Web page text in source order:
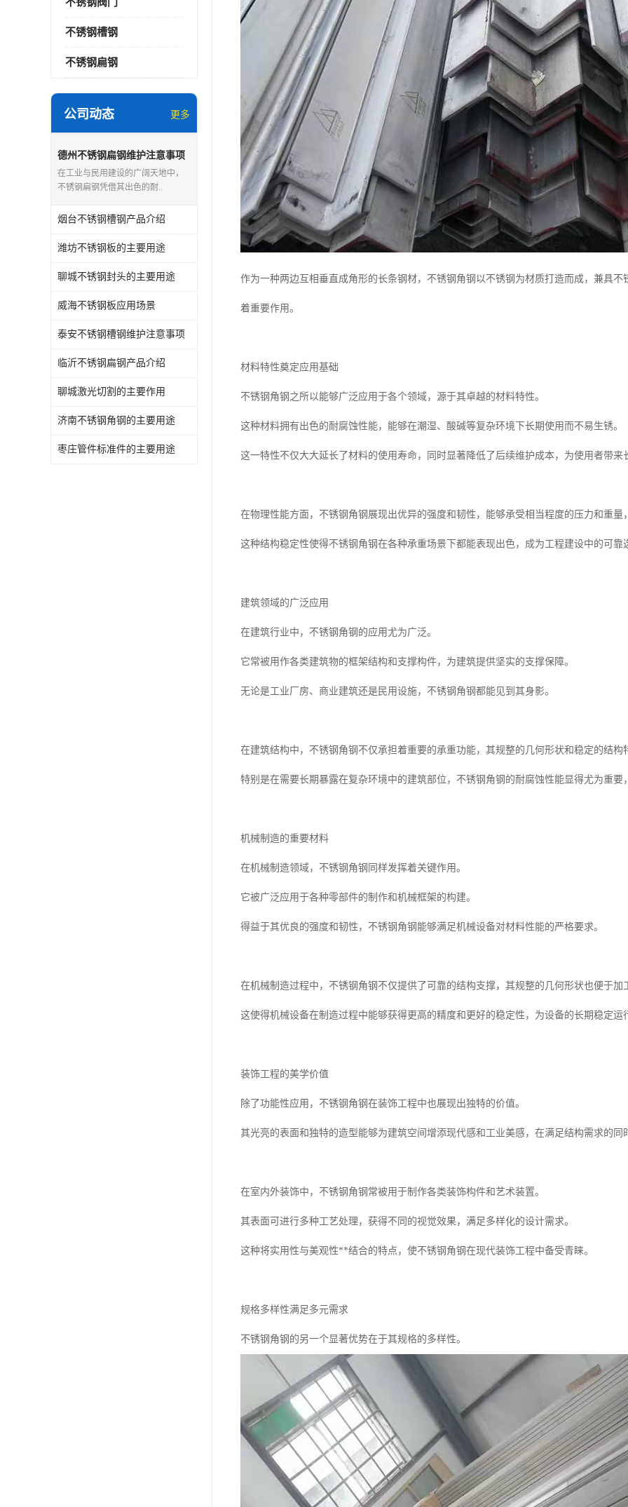
不锈钢槽钢
不锈钢扁钢
公司动态 更多
德州不锈钢扁钢维护注意事项
在工业与民用建设的广阔天地中，
不锈钢扁钢凭借其出色的耐..
烟台不锈钢槽钢产品介绍
潍坊不锈钢板的主要用途
聊城不锈钢封头的主要用途
威海不锈钢板应用场景
泰安不锈钢槽钢维护注意事项
临沂不锈钢扁钢产品介绍
聊城激光切割的主要作用
济南不锈钢角钢的主要用途
枣庄管件标准件的主要用途
作为一种两边互相垂直成角形的长条钢材，不锈钢角钢以不锈钢为材质打造而成，兼具
着重要作用。
材料特性奠定应用基础
不锈钢角钢之所以能够广泛应用于各个领域，源于其卓越的材料特性。
这种材料拥有出色的耐腐蚀性能，能够在潮湿、酸碱等复杂环境下长期使用而不易生锈。
这一特性不仅大大延长了材料的使用寿命，同时显著降低了后续维护成本，为使用者带来
在物理性能方面，不锈钢角钢展现出优异的强度和韧性，能够承受相当程度的压力和重
这种结构稳定性使得不锈钢角钢在各种承重场景下都能表现出色，成为工程建设中的可靠
建筑领域的广泛应用
在建筑行业中，不锈钢角钢的应用尤为广泛。
它常被用作各类建筑物的框架结构和支撑构件，为建筑提供坚实的支撑保障。
无论是工业厂房、商业建筑还是民用设施，不锈钢角钢都能见到其身影。
在建筑结构中，不锈钢角钢不仅承担着重要的承重功能，其规整的几何形状和稳定的结
特别是在需要长期暴露在复杂环境中的建筑部位，不锈钢角钢的耐腐蚀性能显得尤为重
机械制造的重要材料
在机械制造领域，不锈钢角钢同样发挥着关键作用。
它被广泛应用于各种零部件的制作和机械框架的构建。
得益于其优良的强度和韧性，不锈钢角钢能够满足机械设备对材料性能的严格要求。
在机械制造过程中，不锈钢角钢不仅提供了可靠的结构支撑，其规整的几何形状也便于加
这使得机械设备在制造过程中能够获得更高的精度和更好的稳定性，为设备的长期稳定运
装饰工程的美学价值
除了功能性应用，不锈钢角钢在装饰工程中也展现出独特的价值。
其光亮的表面和独特的造型能够为建筑空间增添现代感和工业美感，在满足结构需求的同
在室内外装饰中，不锈钢角钢常被用于制作各类装饰构件和艺术装置。
其表面可进行多种工艺处理，获得不同的视觉效果，满足多样化的设计需求。
这种将实用性与美观性**结合的特点，使不锈钢角钢在现代装饰工程中备受青睐。
规格多样性满足多元需求
不锈钢角钢的另一个显著优势在于其规格的多样性。